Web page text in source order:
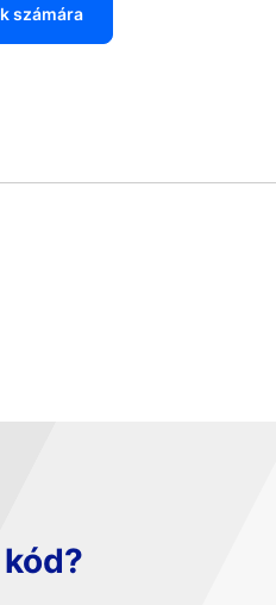
számára